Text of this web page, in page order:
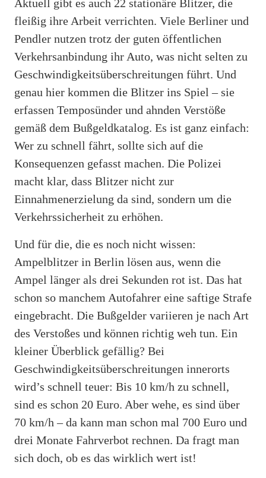
Aktuell gibt es auch 22 stationäre Blitzer, die
fleißig ihre Arbeit verrichten. Viele Berliner und
Pendler nutzen trotz der guten öffentlichen
Verkehrsanbindung ihr Auto, was nicht selten zu
Geschwindigkeitsüberschreitungen führt. Und
genau hier kommen die Blitzer ins Spiel – sie
erfassen Temposünder und ahnden Verstöße
gemäß dem Bußgeldkatalog. Es ist ganz einfach:
Wer zu schnell fährt, sollte sich auf die
Konsequenzen gefasst machen. Die Polizei
macht klar, dass Blitzer nicht zur
Einnahmenerzielung da sind, sondern um die
Verkehrssicherheit zu erhöhen.
Und für die, die es noch nicht wissen:
Ampelblitzer in Berlin lösen aus, wenn die
Ampel länger als drei Sekunden rot ist. Das hat
schon so manchem Autofahrer eine saftige Strafe
eingebracht. Die Bußgelder variieren je nach Art
des Verstoßes und können richtig weh tun. Ein
kleiner Überblick gefällig? Bei
Geschwindigkeitsüberschreitungen innerorts
wird’s schnell teuer: Bis 10 km/h zu schnell,
sind es schon 20 Euro. Aber wehe, es sind über
70 km/h – da kann man schon mal 700 Euro und
drei Monate Fahrverbot rechnen. Da fragt man
sich doch, ob es das wirklich wert ist!